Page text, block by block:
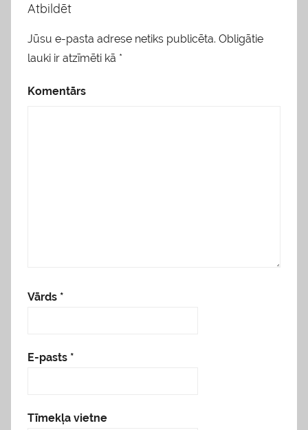
Atbildēt
Jūsu e-pasta adrese netiks publicēta. Obligātie
lauki ir atzīmēti kā *
Komentārs
Vārds *
E-pasts *
Tīmekļa vietne